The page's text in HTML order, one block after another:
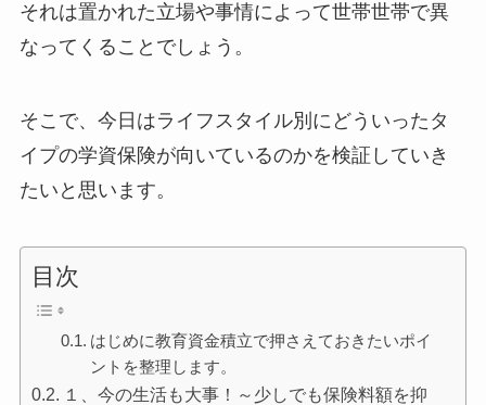
それは置かれた立場や事情によって世帯世帯で異
なってくることでしょう。
そこで、今日はライフスタイル別にどういったタ
イプの学資保険が向いているのかを検証していき
たいと思います。
目次
はじめに教育資金積立で押さえておきたいポイ
ントを整理します。
１、今の生活も大事！～少しでも保険料額を抑